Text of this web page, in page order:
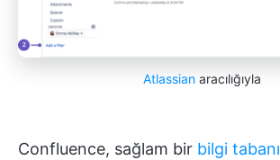
Atlassianaracılığıyla
Confluence, sağlam bir bilgi tabanı